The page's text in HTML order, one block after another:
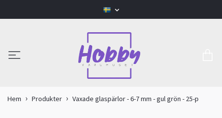
Hem Produkter Vaxade glaspärlor - 6-7 mm - gul grön - 25-p